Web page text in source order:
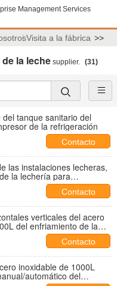
Management Services
Visita a la fábrica >>
la leche supplier. (31)
tanque sanitario del
de la refrigeración
Contacto
las instalaciones lecheras,
la lechería para
Contacto
verticales del acero
del enfriamiento de la
Contacto
inoxidable de 1000L
automático del